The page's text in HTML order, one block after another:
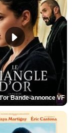
Bande-annonce VF